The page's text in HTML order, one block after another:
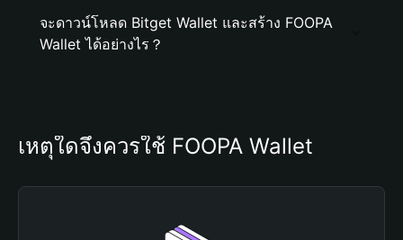
จะดาวน์โหลด Bitget Wallet และสร้าง FOOPA
Wallet ได้อย่างไร？
เหตุใดจึงควรใช้ FOOPA Wallet